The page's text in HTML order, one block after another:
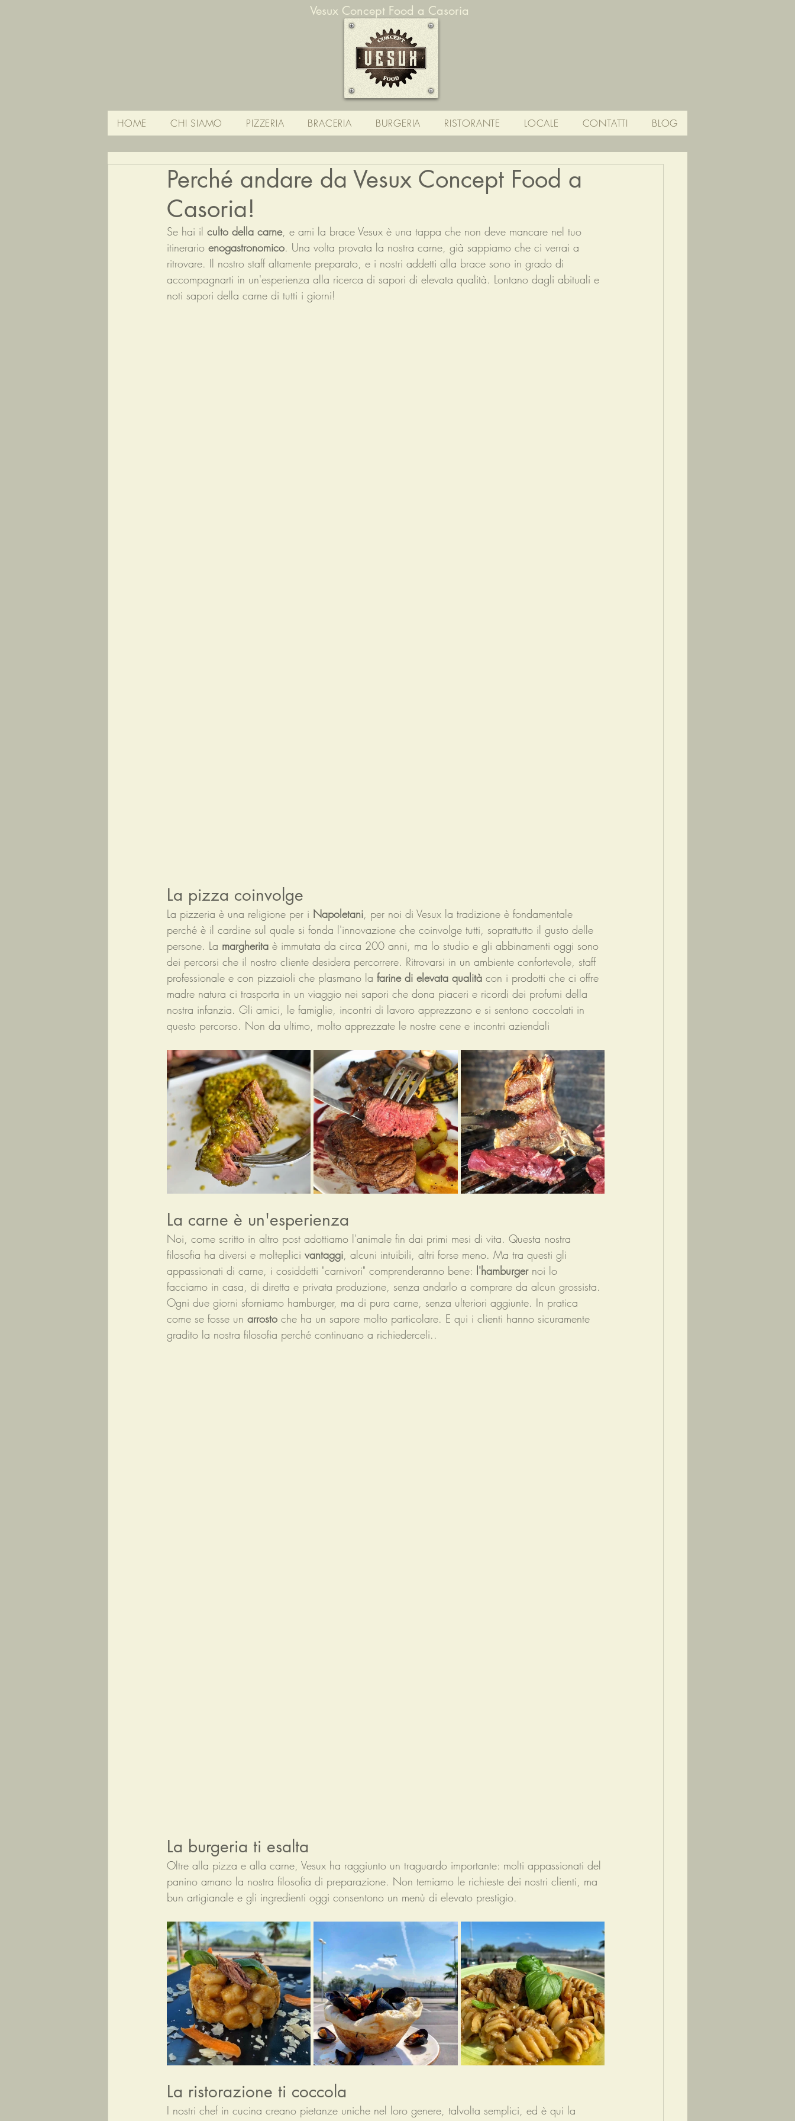
Vesux Concept Food a Casoria
HOME CHI SIAMO PIZZERIA BRACERIA BURGERIA RISTORANTE LOCALE CONTATTI BLOG
Perché andare da Vesux Concept Food a
Casoria!
Se hai il culto della carne, e ami la brace Vesux è una tappa che non deve mancare nel tuo
itinerario enogastronomico. Una volta provata la nostra carne, già sappiamo che ci verrai a
ritrovare. Il nostro staff altamente preparato, e i nostri addetti alla brace sono in grado di
accompagnarti in un'esperienza alla ricerca di sapori di elevata qualità. Lontano dagli abituali e
noti sapori della carne di tutti i giorni!
La pizza coinvolge
La pizzeria è una religione per i Napoletani, per noi di Vesux la tradizione è fondamentale
perché è il cardine sul quale si fonda l'innovazione che coinvolge tutti, soprattutto il gusto delle
persone. La margherita è immutata da circa 200 anni, ma lo studio e gli abbinamenti oggi sono
dei percorsi che il nostro cliente desidera percorrere. Ritrovarsi in un ambiente confortevole, staff
professionale e con pizzaioli che plasmano la farine di elevata qualità con i prodotti che ci offre
madre natura ci trasporta in un viaggio nei sapori che dona piaceri e ricordi dei profumi della
nostra infanzia. Gli amici, le famiglie, incontri di lavoro apprezzano e si sentono coccolati in
questo percorso. Non da ultimo, molto apprezzate le nostre cene e incontri aziendali
La carne è un'esperienza
Noi, come scritto in altro post adottiamo l'animale fin dai primi mesi di vita. Questa nostra
filosofia ha diversi e molteplici vantaggi, alcuni intuibili, altri forse meno. Ma tra questi gli
appassionati di carne, i cosiddetti "carnivori" comprenderanno bene: l'hamburger noi lo
facciamo in casa, di diretta e privata produzione, senza andarlo a comprare da alcun grossista.
Ogni due giorni sforniamo hamburger, ma di pura carne, senza ulteriori aggiunte. In pratica
come se fosse un arrosto che ha un sapore molto particolare. E qui i clienti hanno sicuramente
gradito la nostra filosofia perché continuano a richiederceli..
La burgeria ti esalta
Oltre alla pizza e alla carne, Vesux ha raggiunto un traguardo importante: molti appassionati del
panino amano la nostra filosofia di preparazione. Non temiamo le richieste dei nostri clienti, ma
bun artigianale e gli ingredienti oggi consentono un menù di elevato prestigio.
La ristorazione ti coccola
I nostri chef in cucina creano pietanze uniche nel loro genere, talvolta semplici, ed è qui la